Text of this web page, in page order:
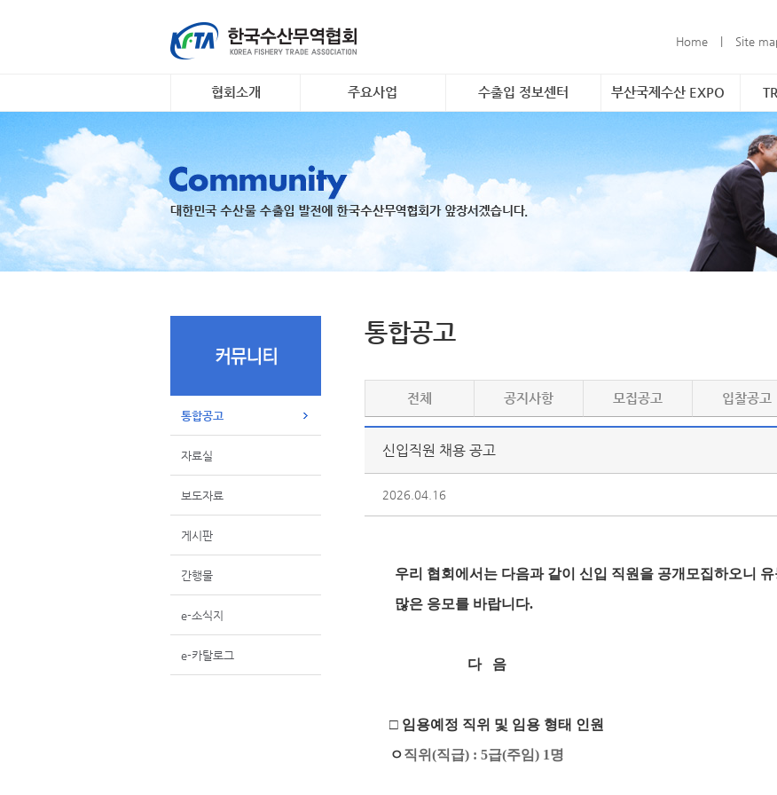
Home Site
협회소개
조직도
회원명부
유관기관·사업
주요사업
대일 김 수출 촉진 사업
리스크안전망 구축
수출기업 맞춤형 해외시
장조사
K- 씨푸드 인바운드 마케
지원
수출입 정보센터
무역관련 정보연계
부산국제수산 EXPO
통합공고
자료실
보도자료
게시판
간행물
e-소식지
e-카탈로그
통합공고
전체 공지사항 모집공고 입찰공고
신입직원 채용 공고
2026.04.16
우리 협회에서는 다음과 같이 신입 직원을 공개모집하오니 유
많은 응모를 바랍니다.
다 음
□ 임용예정 직위 및 임용 형태 인원
ㅇ직위 (직급) : 5급(주임) 1명